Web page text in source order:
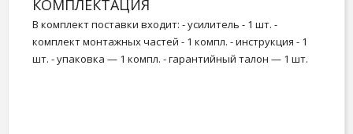
КОМПЛЕКТАЦИЯ
В комплект поставки входит: - усилитель - 1 шт. -
комплект монтажных частей - 1 компл. - инструкция - 1
шт. - упаковка — 1 компл. - гарантийный талон — 1 шт.